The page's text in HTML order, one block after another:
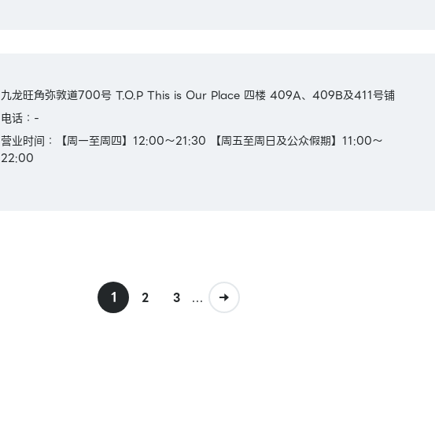
九龙旺角弥敦道700号 T.O.P This is Our Place 四楼 409A、409B及411号铺
电话：-
营业时间：【周一至周四】12:00～21:30 【周五至周日及公众假期】11:00～
22:00
1 2 3 ...